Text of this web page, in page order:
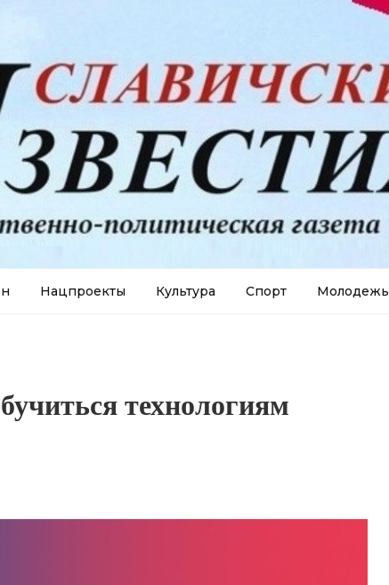
Нацпроекты Культура Спорт Молодежь
технологиям